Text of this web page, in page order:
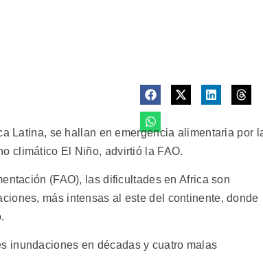
Latina, se hallan en emergencia alimentaria por
climático El Niño, advirtió la FAO.
(FAO), las dificultades en Africa son
más intensas al este del continente, donde
inundaciones en décadas y cuatro malas